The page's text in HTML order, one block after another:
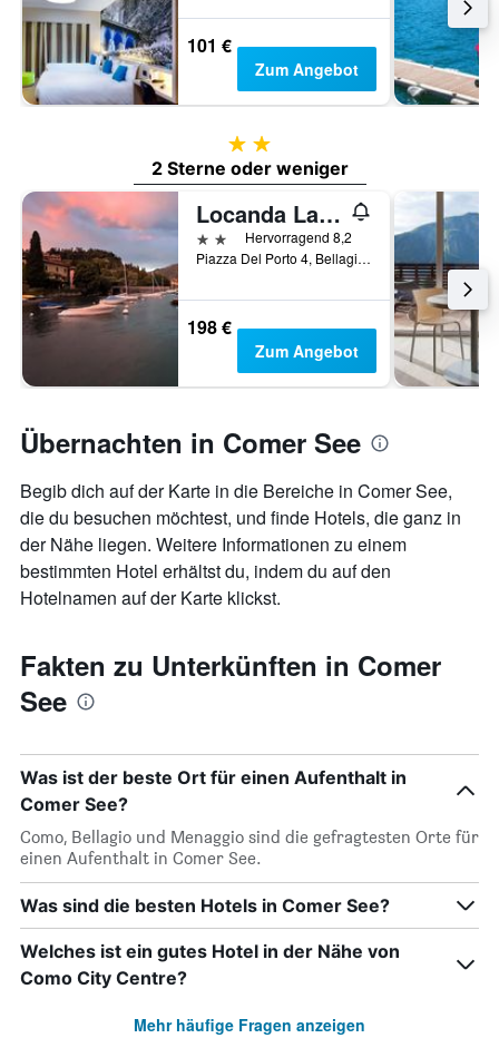
101 €
Zum Angebot
2 Sterne
2 Sterne oder weniger
Locanda La Pergola
2 SterneHervorragend 8,2
Piazza Del Porto 4, Bellagio, Como, Italien
198 €
Zum Angebot
Übernachten in Comer See
Begib dich auf der Karte in die Bereiche in Comer See,
die du besuchen möchtest, und finde Hotels, die ganz in
der Nähe liegen. Weitere Informationen zu einem
bestimmten Hotel erhältst du, indem du auf den
Hotelnamen auf der Karte klickst.
Fakten zu Unterkünften in Comer
See
Was ist der beste Ort für einen Aufenthalt in
Comer See?
Como, Bellagio und Menaggio sind die gefragtesten Orte für
einen Aufenthalt in Comer See.
Was sind die besten Hotels in Comer See?
Welches ist ein gutes Hotel in der Nähe von
Como City Centre?
Mehr häufige Fragen anzeigen